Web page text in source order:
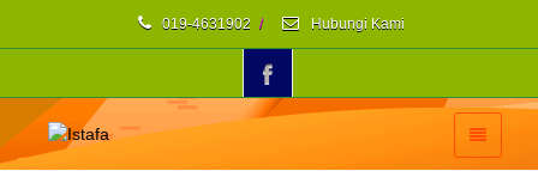
019-4631902 / Hubungi Kami